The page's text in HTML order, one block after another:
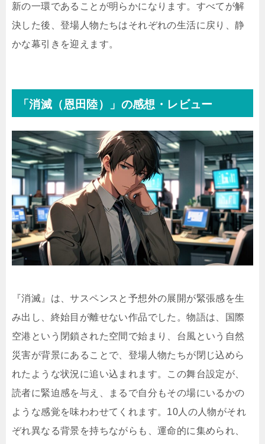
新の一環であることが明らかになります。すべてが解
決した後、登場人物たちはそれぞれの生活に戻り、静
かな幕引きを迎えます。
「消滅（恩田陸）」の感想・レビュー
『消滅』は、サスペンスと予想外の展開が緊張感を生
み出し、終始目が離せない作品でした。物語は、国際
空港という閉鎖された空間で始まり、台風という自然
災害が背景にあることで、登場人物たちが閉じ込めら
れたような状況に追い込まれます。この舞台設定が、
読者に緊迫感を与え、まるで自分もその場にいるかの
ような感覚を味わわせてくれます。10人の人物がそれ
ぞれ異なる背景を持ちながらも、運命的に集められ、